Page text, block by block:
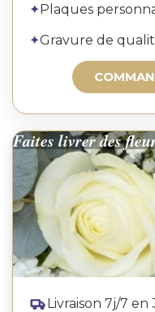
✦Plaques
✦Gravure de
Faites livrer des
Livraison 7j/7 en